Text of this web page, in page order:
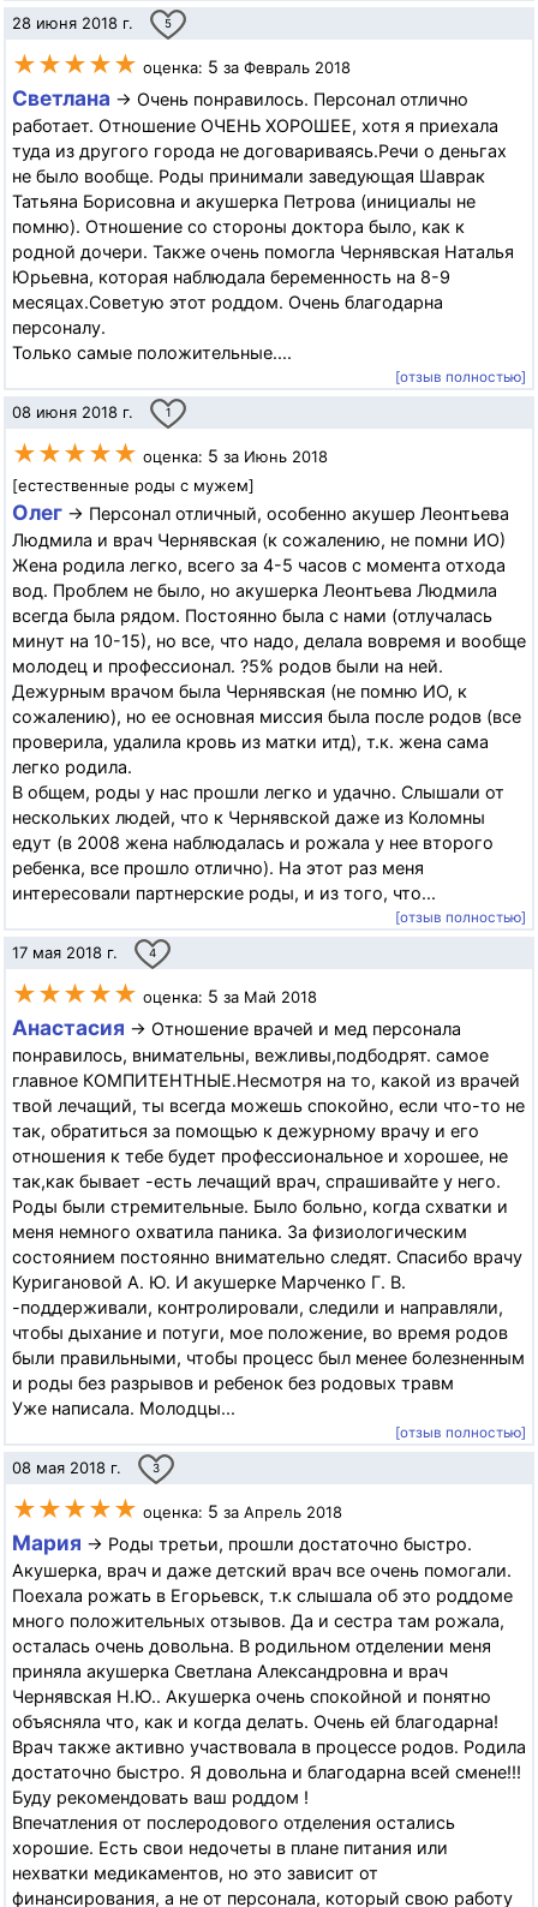
28 июня 2018 г. 5
★★★★★ оценка: 5 за Февраль 2018
Светлана → Очень понравилось. Персонал отлично
работает. Отношение ОЧЕНЬ ХОРОШЕЕ, хотя я приехала
туда из другого города не договариваясь.Речи о деньгах
не было вообще. Роды принимали заведующая Шаврак
Татьяна Борисовна и акушерка Петрова (инициалы не
помню). Отношение со стороны доктора было, как к
родной дочери. Также очень помогла Чернявская Наталья
Юрьевна, которая наблюдала беременность на 8-9
месяцах.Советую этот роддом. Очень благодарна
персоналу.
Только самые положительные....
[отзыв полностью]
08 июня 2018 г. 1
★★★★★ оценка: 5 за Июнь 2018
[естественные роды с мужем]
Олег → Персонал отличный, особенно акушер Леонтьева
Людмила и врач Чернявская (к сожалению, не помни ИО)
Жена родила легко, всего за 4-5 часов с момента отхода
вод. Проблем не было, но акушерка Леонтьева Людмила
всегда была рядом. Постоянно была с нами (отлучалась
минут на 10-15), но все, что надо, делала вовремя и вообще
молодец и профессионал. ?5% родов были на ней.
Дежурным врачом была Чернявская (не помню ИО, к
сожалению), но ее основная миссия была после родов (все
проверила, удалила кровь из матки итд), т.к. жена сама
легко родила.
В общем, роды у нас прошли легко и удачно. Слышали от
нескольких людей, что к Чернявской даже из Коломны
едут (в 2008 жена наблюдалась и рожала у нее второго
ребенка, все прошло отлично). На этот раз меня
интересовали партнерские роды, и из того, что...
[отзыв полностью]
17 мая 2018 г. 4
★★★★★ оценка: 5 за Май 2018
Анастасия → Отношение врачей и мед персонала
понравилось, внимательны, вежливы,подбодрят. самое
главное КОМПИТЕНТНЫЕ.Несмотря на то, какой из врачей
твой лечащий, ты всегда можешь спокойно, если что-то не
так, обратиться за помощью к дежурному врачу и его
отношения к тебе будет профессиональное и хорошее, не
так,как бывает -есть лечащий врач, спрашивайте у него.
Роды были стремительные. Было больно, когда схватки и
меня немного охватила паника. За физиологическим
состоянием постоянно внимательно следят. Спасибо врачу
Куригановой А. Ю. И акушерке Марченко Г. В.
-поддерживали, контролировали, следили и направляли,
чтобы дыхание и потуги, мое положение, во время родов
были правильными, чтобы процесс был менее болезненным
и роды без разрывов и ребенок без родовых травм
Уже написала. Молодцы...
[отзыв полностью]
08 мая 2018 г. 3
★★★★★ оценка: 5 за Апрель 2018
Мария → Роды третьи, прошли достаточно быстро.
Акушерка, врач и даже детский врач все очень помогали.
Поехала рожать в Егорьевск, т.к слышала об это роддоме
много положительных отзывов. Да и сестра там рожала,
осталась очень довольна. В родильном отделении меня
приняла акушерка Светлана Александровна и врач
Чернявская Н.Ю.. Акушерка очень спокойной и понятно
объясняла что, как и когда делать. Очень ей благодарна!
Врач также активно участвовала в процессе родов. Родила
достаточно быстро. Я довольна и благодарна всей смене!!!
Буду рекомендовать ваш роддом !
Впечатления от послеродового отделения остались
хорошие. Есть свои недочеты в плане питания или
нехватки медикаментов, но это зависит от
финансирования, а не от персонала, который свою работу